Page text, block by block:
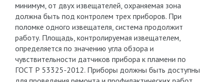
минимум, от двух извещателей, охраняемая зона
должна быть под контролем трех приборов. При
поломке одного извещателя, система продолжит
работу. Площадь, контролируемая извещателем,
определяется по значению угла обзора и
чувствительности датчиков прибора к пламени по
ГОСТ Р 53325-2012. Приборы должны быть доступны